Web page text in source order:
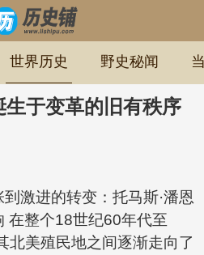
世界历史 野史秘闻
于变革的旧有秩序
激进的转变：托马斯·潘恩
在整个18世纪60年代至
北美殖民地之间逐渐走向了